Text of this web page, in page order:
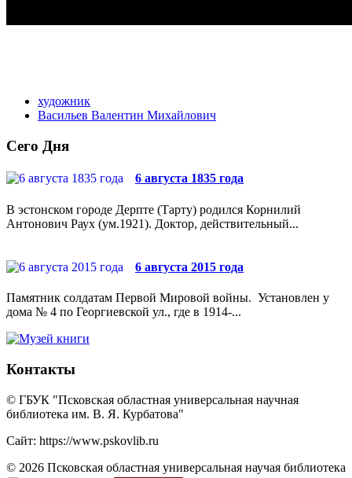
художник
Васильев Валентин Михайлович
Сего Дня
6 августа 1835 года
В эстонском городе Дерпте (Тарту) родился Корнилий
Антонович Раух (ум.1921). Доктор, действительный...
6 августа 2015 года
Памятник солдатам Первой Мировой войны. Установлен у
дома № 4 по Георгиевской ул., где в 1914-...
Контакты
© ГБУК "Псковская областная универсальная научная
библиотека им. В. Я. Курбатова"
Сайт: https://www.pskovlib.ru
© 2026 Псковская областная универсальная научая библиотека